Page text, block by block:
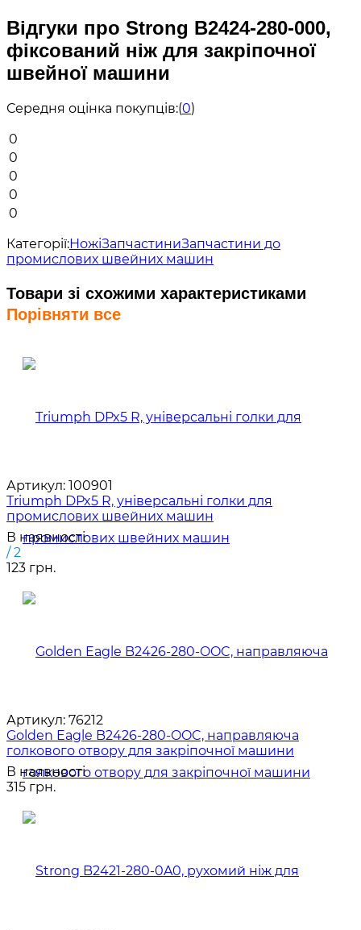
Відгуки про Strong B2424-280-000,
фіксований ніж для закріпочної
швейної машини
Середня оцінка покупців:(0)
0
0
0
0
0
Категорії:НожіЗапчастиниЗапчастини до
промислових швейних машин
Товари зі схожими характеристиками
Порівняти все
Артикул: 100901
Triumph DPx5 R, універсальні голки для
промислових швейних машин
В наявності
/ 2
123 грн.
Артикул: 76212
Golden Eagle B2426-280-OOC, направляюча
голкового отвору для закріпочної машини
В наявності
315 грн.